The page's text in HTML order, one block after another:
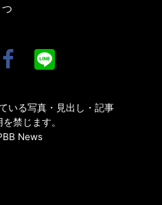
いる写真・見出し・記事
禁じます。
News